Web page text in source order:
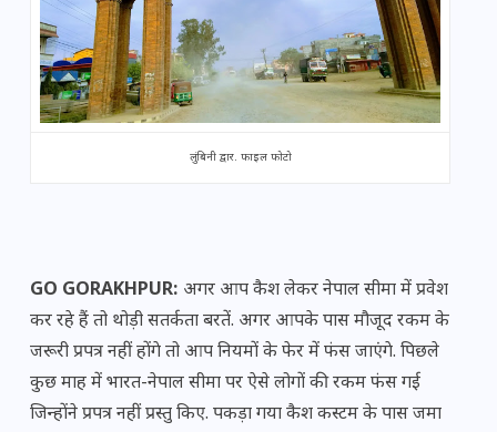
लुंबिनी द्वार. फाइल फोटो
GO GORAKHPUR: अगर आप कैश लेकर नेपाल सीमा में प्रवेश
कर रहे हैं तो थोड़ी सतर्कता बरतें. अगर आपके पास मौजूद रकम के
जरूरी प्रपत्र नहीं होंगे तो आप नियमों के फेर में फंस जाएंगे. पिछले
कुछ माह में भारत-नेपाल सीमा पर ऐसे लोगों की रकम फंस गई
जिन्होंने प्रपत्र नहीं प्रस्तु किए. पकड़ा गया कैश कस्टम के पास जमा